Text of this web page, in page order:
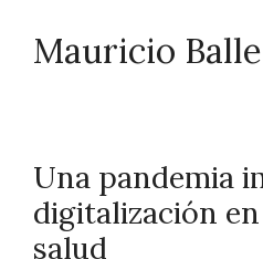
Mauricio
Una pandemia
digitalización
salud